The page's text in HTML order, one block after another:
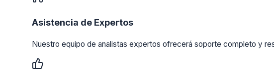
Asistencia de Expertos
Nuestro equipo de analistas expertos ofrecerá soporte completo y